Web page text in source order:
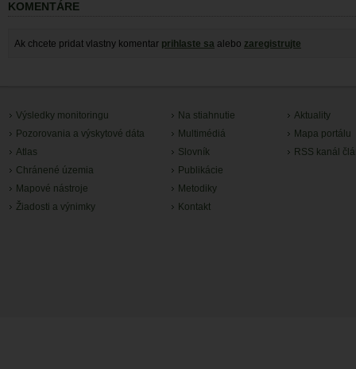
KOMENTÁRE
Ak chcete pridat vlastny komentar prihlaste sa alebo zaregistrujte
Výsledky monitoringu
Pozorovania a výskytové dáta
Atlas
Chránené územia
Mapové nástroje
Žiadosti a výnimky
Na stiahnutie
Multimédiá
Slovník
Publikácie
Metodiky
Kontakt
Aktuality
Mapa portálu
RSS kanál